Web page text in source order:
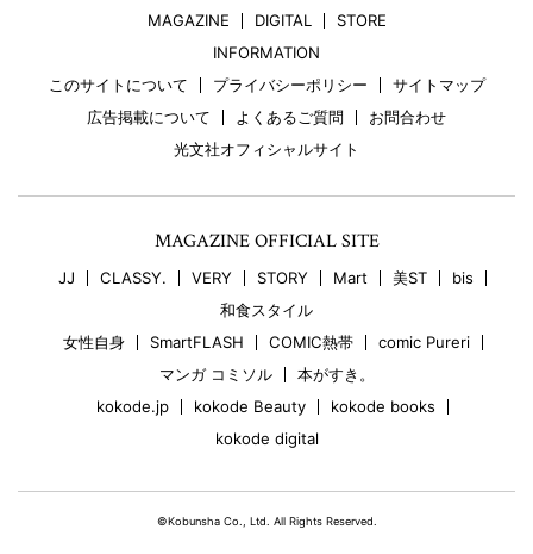
MAGAZINE DIGITAL
STORE
INFORMATION
このサイトについて
プライバシーポリシー
サイトマップ
広告掲載について
よくあるご質問
お問合わせ
光文社オフィシャルサイト
MAGAZINE OFFICIAL SITE
JJ CLASSY. VERY STORY Mart 美ST
bis
和食スタイル
女性自身
SmartFLASH COMIC熱帯
comic Pureri
マンガ コミソル
本がすき。
kokode.jp
kokode Beauty
kokode books
kokode digital
©Kobunsha Co., Ltd. All Rights Reserved.